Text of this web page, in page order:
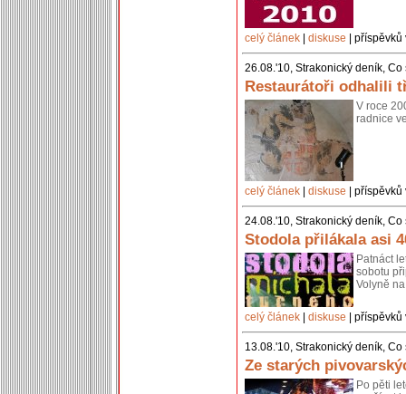
celý článek diskuse |
26.08.'10, Strakonický deník, Co
Restaurátoři odhalili
V roce
radnice
celý článek diskuse |
24.08.'10, Strakonický deník, Co
Stodola přilákala asi
Patnáct
sobotu
Volyně
celý článek diskuse |
13.08.'10, Strakonický deník,
Ze starých
Po pěti